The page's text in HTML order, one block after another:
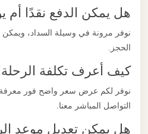
هل يمكن الدفع نقدًا أم
نوفر مرونة في وسيلة السداد، ويمكن
الحجز.
كيف أعرف تكلفة الرحلة؟
نوفر لكم عرض سعر واضح فور معرفة
التواصل المباشر معنا.
هل يمكن تعديل موعد